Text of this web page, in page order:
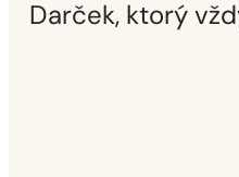
Darček, ktorý